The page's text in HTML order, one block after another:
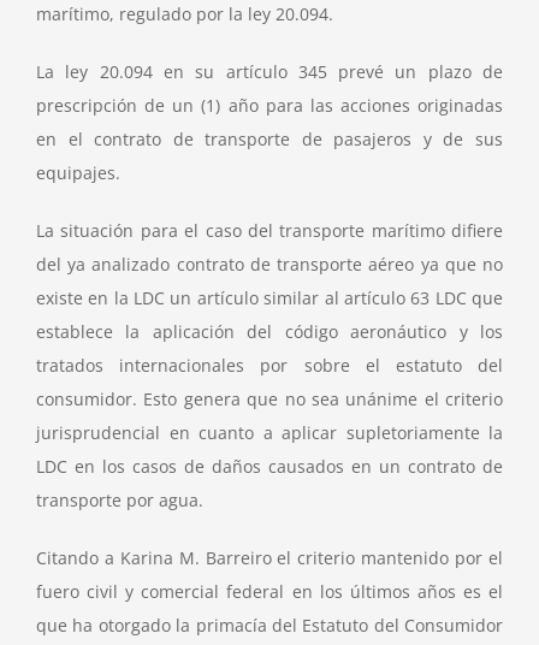
marítimo, regulado por la ley 20.094.
La ley 20.094 en su artículo 345 prevé un plazo de
prescripción de un (1) año para las acciones originadas
en el contrato de transporte de pasajeros y de sus
equipajes.
La situación para el caso del transporte marítimo difiere
del ya analizado contrato de transporte aéreo ya que no
existe en la LDC un artículo similar al artículo 63 LDC que
establece la aplicación del código aeronáutico y los
tratados internacionales por sobre el estatuto del
consumidor. Esto genera que no sea unánime el criterio
jurisprudencial en cuanto a aplicar supletoriamente la
LDC en los casos de daños causados en un contrato de
transporte por agua.
Citando a Karina M. Barreiro el criterio mantenido por el
fuero civil y comercial federal en los últimos años es el
que ha otorgado la primacía del Estatuto del Consumidor